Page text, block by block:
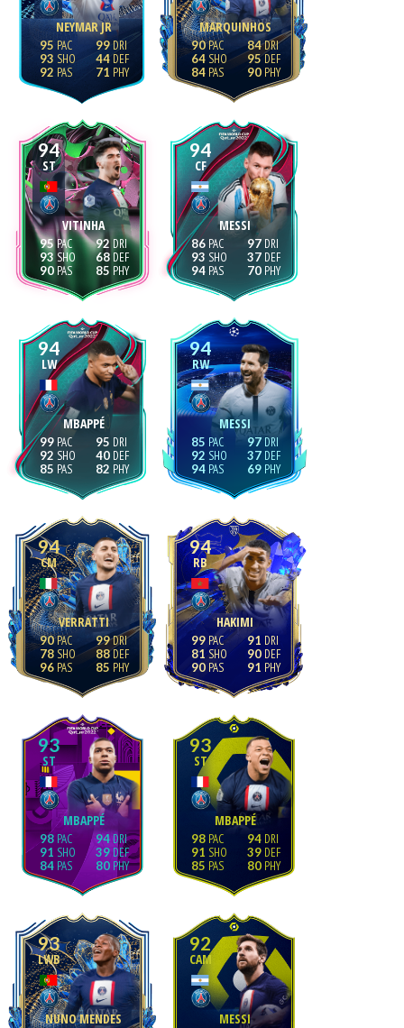
NEYMAR JR
95
93
92
99
44
71
MARQUINHOS
90
64
84
84
95
90
94
ST
VITINHA
95
93
90
92
68
85
94
CF
MESSI
86
93
94
97
37
70
94
LW
MBAPPÉ
99
92
85
95
40
82
94
RW
MESSI
85
92
94
97
37
69
94
CM
VERRATTI
90
78
96
99
88
85
94
RB
HAKIMI
99
81
90
91
90
91
93
ST
MBAPPÉ
98
91
84
94
39
80
93
ST
MBAPPÉ
98
91
85
94
39
80
93
LWB
NUNO MENDES
92
CAM
MESSI